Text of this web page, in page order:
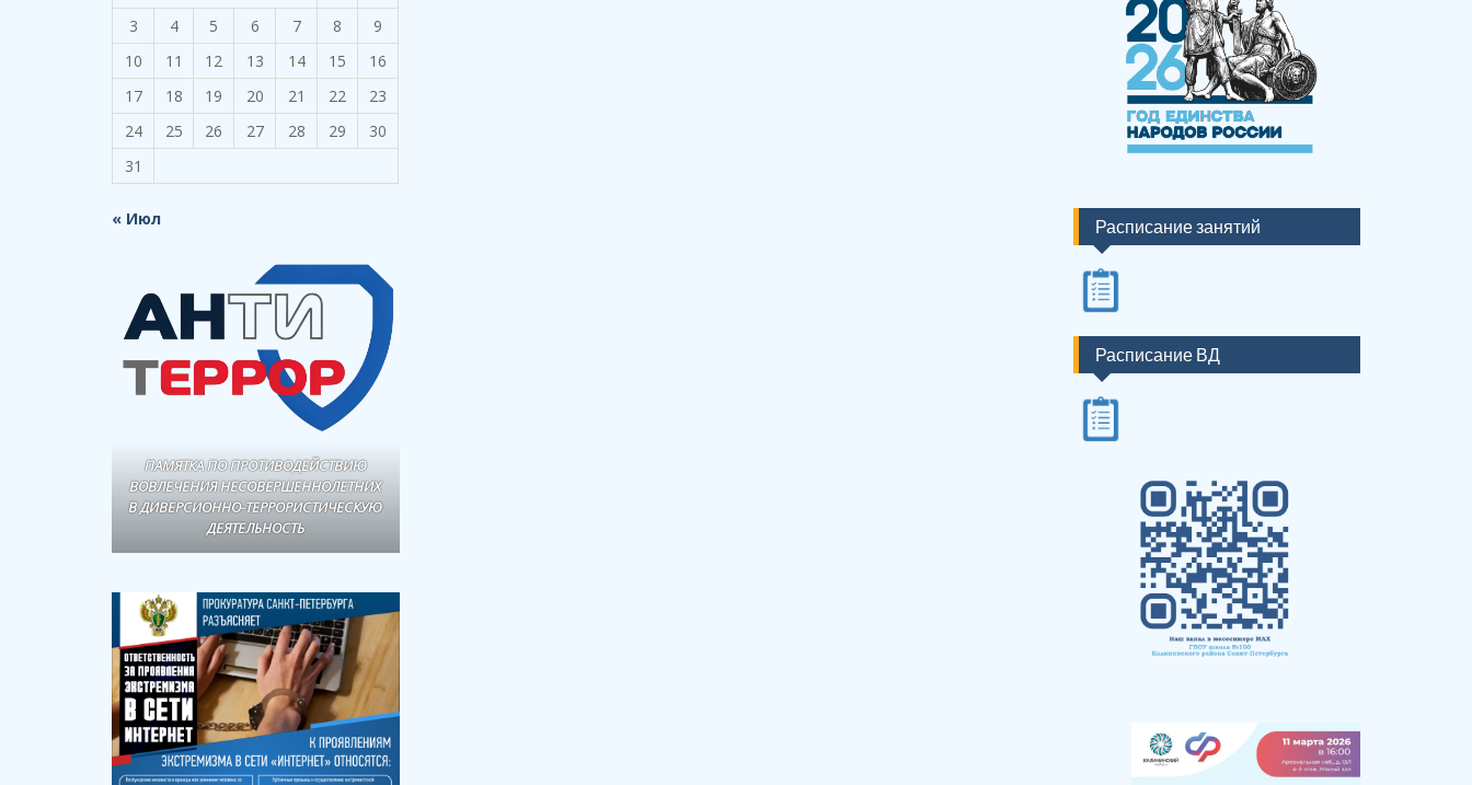
Расписание занятий
Расписание ВД
3
4 5 6 7 8
9
10
11 12 13 14 15
16
17
18 19 20 21 22
23
24
25 26 27 28 29
30
31
« Июл
ПАМЯТКА ПО ПРОТИВОДЕЙСТВИЮ
ВОВЛЕЧЕНИЯ НЕСОВЕРШЕННОЛЕТНИХ
В ДИВЕРСИОННО-ТЕРРОРИСТИЧЕСКУЮ
ДЕЯТЕЛЬНОСТЬ